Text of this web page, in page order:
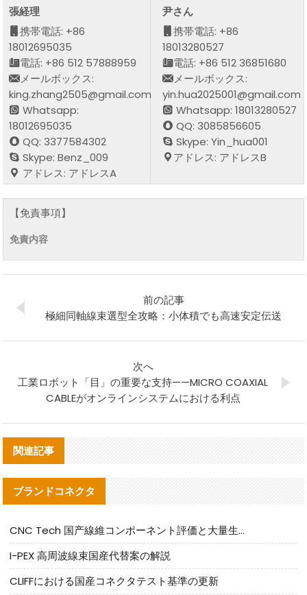
張経理
携帯電話: +86
18012695035
電話: +86 512 57888959
メールボックス:
king.zhang2505@gmail.com
Whatsapp:
18012695035
QQ: 3377584302
Skype: Benz_009
アドレス: アドレスA
尹さん
携帯電話: +86
18013280527
電話: +86 512 36851680
メールボックス:
yin.hua2025001@gmail.com
Whatsapp: 18013280527
QQ: 3085856605
Skype: Yin_hua001
アドレス: アドレスB
【免責事項】
免責内容
前の記事
極細同軸線束選型全攻略：小体積でも高速安定伝送
次へ
工業ロボット「目」の重要な支持——MICRO COAXIAL
CABLEがオンラインシステムにおける利点
関連記事
ブランドコネクタ
CNC Tech 国产線維コンポーネント評価と大量生産適合ガイド
I-PEX 高周波線束国産代替案の解説
CLIFFにおける国産コネクタテスト基準の更新